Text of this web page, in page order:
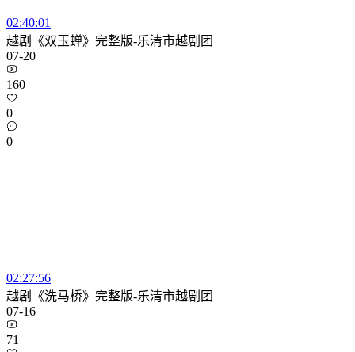
02:40:01
越剧《双玉蝉》完整版-乐清市越剧团
07-20
160
0
0
02:27:56
越剧《洗马桥》完整版-乐清市越剧团
07-16
71